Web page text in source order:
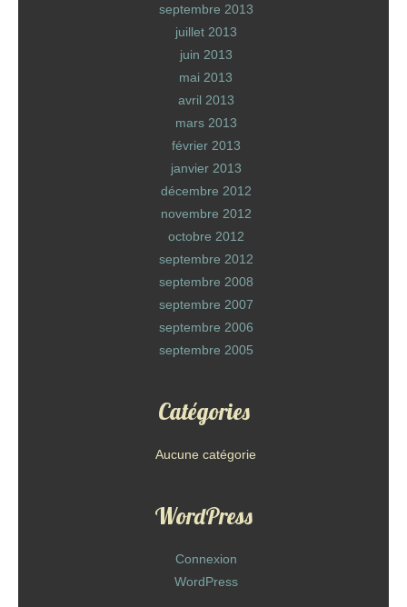
septembre 2013
juillet 2013
juin 2013
mai 2013
avril 2013
mars 2013
février 2013
janvier 2013
décembre 2012
novembre 2012
octobre 2012
septembre 2012
septembre 2008
septembre 2007
septembre 2006
septembre 2005
Catégories
Aucune catégorie
WordPress
Connexion
WordPress